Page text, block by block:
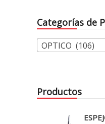
Categorías de
OPTICO (106)
Productos